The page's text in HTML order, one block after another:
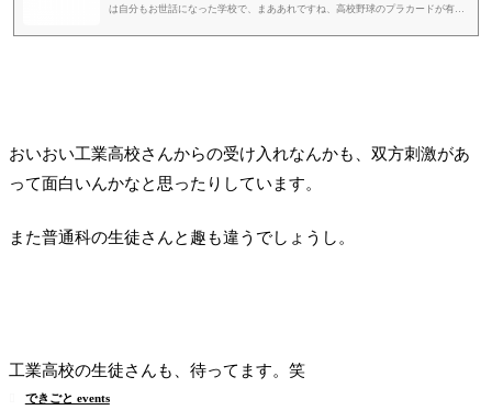
は自分もお世話になった学校で、まああれですね、高校野球のプラカードが有名
おいおい工業高校さんからの受け入れなんかも、双方刺激があ
って面白いんかなと思ったりしています。
また普通科の生徒さんと趣も違うでしょうし。
工業高校の生徒さんも、待ってます。笑
できごと events